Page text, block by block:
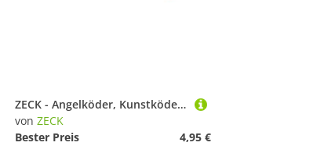
ZECK - Angelköder, Kunstköder, Gummifisch - Zander Gummi | 12cm - Törtelgrün | 3 STK.
von ZECK
Bester Preis
4,95 €